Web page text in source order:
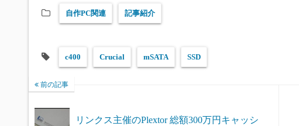
自作PC関連 記事紹介
c400 Crucial mSATA SSD
前の記事
リンクス主催のPlextor 総額300万円キャッシ